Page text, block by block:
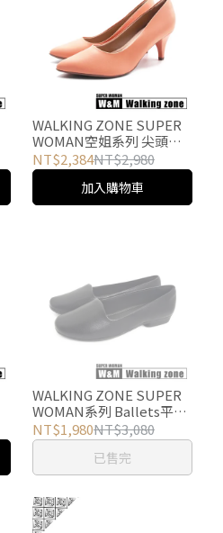
WALKING ZONE SUPER
WOMAN空姐系列 尖頭時
尚經典高跟鞋 女鞋-橘
NT$2,384NT$2,980
加入購物車
WALKING ZONE SUPER
WOMAN系列 Ballets平底
鞋 女鞋-全黑
NT$1,980NT$3,080
已售完